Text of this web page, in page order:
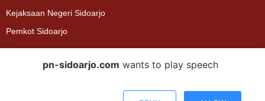
Kejaksaan Negeri Sidoarjo
Pemkot Sidoarjo
Asisten Virtual
pn-sidoarjo.com wants to play speech